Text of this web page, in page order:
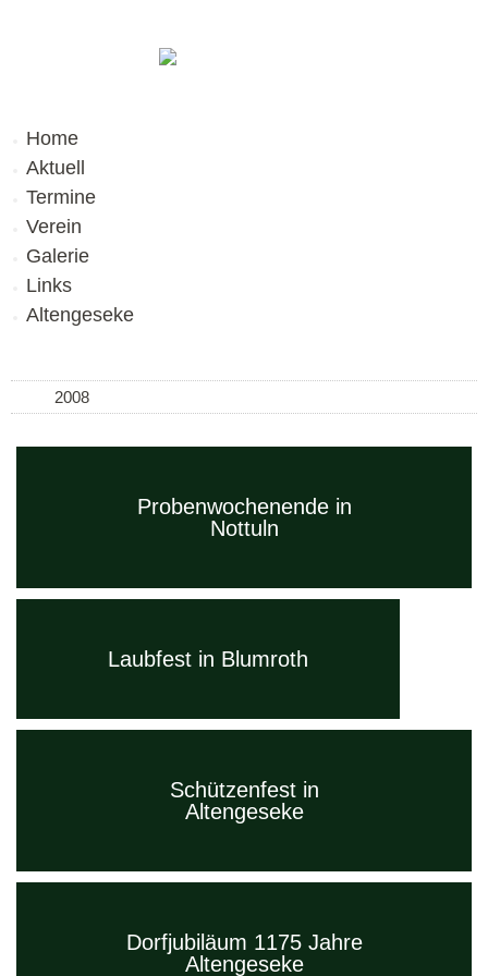
Home
Aktuell
Termine
Verein
Galerie
Links
Altengeseke
2008
Probenwochenende in
Nottuln
Laubfest in Blumroth
Schützenfest in
Altengeseke
Dorfjubiläum 1175 Jahre
Altengeseke